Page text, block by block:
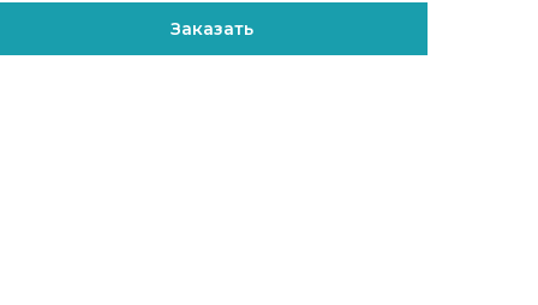
Заказать